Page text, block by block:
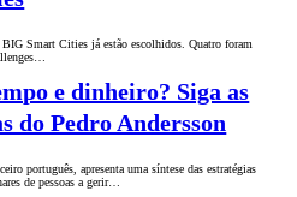
Smart Cities já estão escolhidos. Quatro foram
e dinheiro? Siga as
do Pedro Andersson
português, apresenta uma síntese das estratégias
de pessoas a gerir…